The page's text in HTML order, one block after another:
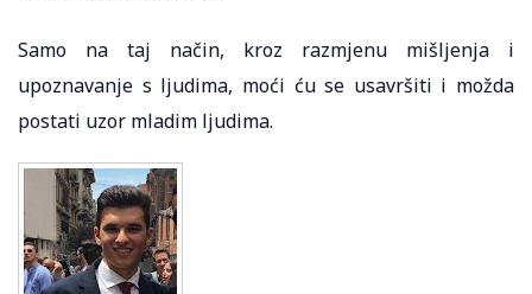
Samo na taj način, kroz razmjenu mišljenja i
upoznavanje s ljudima, moći ću se usavršiti i možda
postati uzor mladim ljudima.